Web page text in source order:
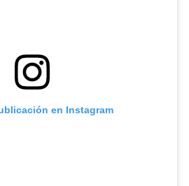
en Instagram